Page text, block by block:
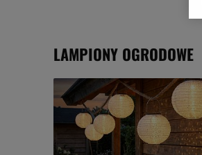
LAMPIONY OGRODOWE